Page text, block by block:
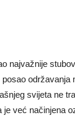
najvažnije
održavanja
svijeta ne
već načinjena